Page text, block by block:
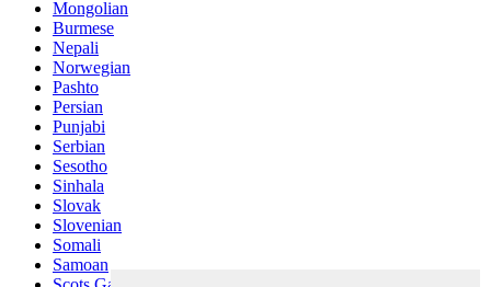
Mongolian
Burmese
Nepali
Norwegian
Pashto
Persian
Punjabi
Serbian
Sesotho
Sinhala
Slovak
Slovenian
Somali
Samoan